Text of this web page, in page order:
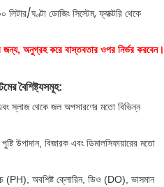
জন্য, অনুগ্রহ করে বাস্তবতার ওপর নির্ভর করবেন।
বৈশিষ্ট্যসমূহ:
স্লাজ থেকে জল অপসারণের মতো বিভিন্ন
উপাদান, বিজারক এবং ডিমালসিফায়ারের মতো
(PH), অবশিষ্ট ক্লোরিন, ডিও (DO), ভাসমান